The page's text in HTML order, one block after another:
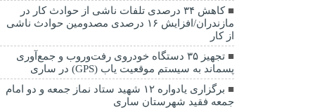
کاهش ۳۴ درصدی تلفات ناشی از حوادث كار در
مازندران/افزایش ۱۶ درصدی مصدومین حوادث ناشی
از کار
تجهیز ۳۵ دستگاه خودروی رفت‌وروب و جمع‌آوری
پسماند به سیستم موقعیت یاب (GPS) در ساری
برگزاری یادواره ۱۲ شهید ستاد نماز جمعه و دو امام
جمعه فقید شهرستان ساری